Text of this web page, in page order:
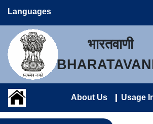
Languages
भारतवाणी
About Us Usage